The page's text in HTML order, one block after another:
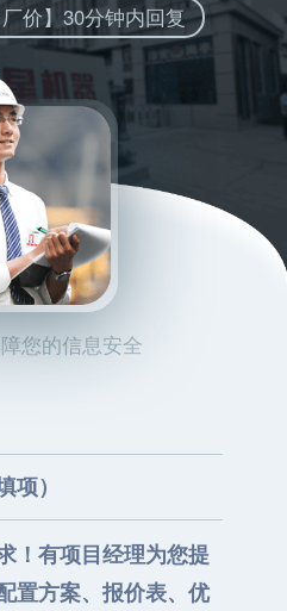
价】30分钟内回复
您的信息安全